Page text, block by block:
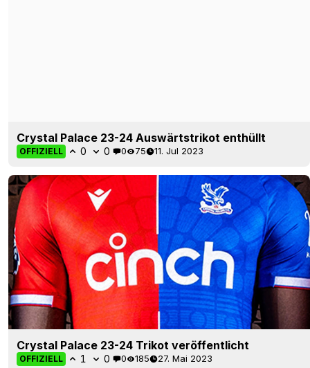
Crystal Palace 23-24 Auswärtstrikot enthüllt
OFFIZIELL 0 0 0 75 11. Jul 2023
Crystal Palace 23-24 Trikot veröffentlicht
OFFIZIELL 1 0 0 185 27. Mai 2023